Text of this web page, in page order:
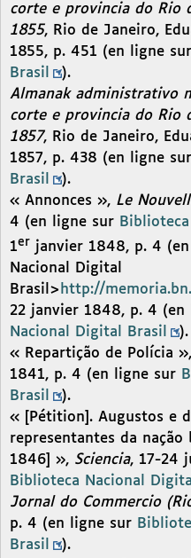
corte e provincia do Rio
1855, Rio de Janeiro,
1855, p. 451 (en ligne sur
Brasil
).
Almanak administrativo
corte e provincia do Rio
1857, Rio de Janeiro,
1857, p. 438 (en ligne sur
Brasil
).
« Annonces », Le
4 (en ligne sur
1er janvier 1848, p. 4
Nacional Digital
Brasil> http://
22 janvier 1848, p. 4 (en
Nacional Digital Brasil
).
« Repartição de Polícia »,
1841, p. 4 (en ligne sur
Brasil
).
« [Pétition]. Augustos e
representantes da
1846] », Sciencia, 17-24
Biblioteca Nacional
Jornal do Commercio
p. 4 (en ligne sur
Brasil
).